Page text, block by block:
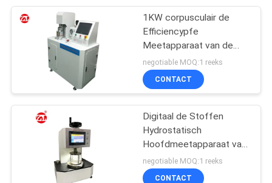
1KW corpusculair de
Efficiencypfe
Meetapparaat van de
Kwestiefiltratie
negotiable MOQ:1 reeks
CONTACT
Digitaal de Stoffen
Hydrostatisch
Hoofdmeetapparaat van
JIS L1092 met LCD
Touch screen
negotiable MOQ:1 reeks
CONTACT